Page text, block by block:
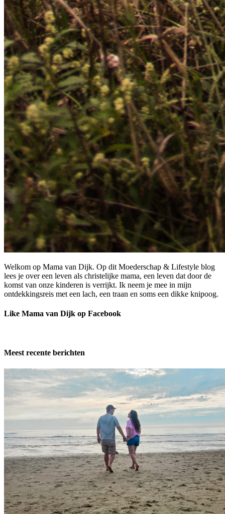
Welkom op Mama van Dijk. Op dit Moederschap & Lifestyle blog
lees je over een leven als christelijke mama, een leven dat door de
komst van onze kinderen is verrijkt. Ik neem je mee in mijn
ontdekkingsreis met een lach, een traan en soms een dikke knipoog.
Like Mama van Dijk op Facebook
Meest recente berichten